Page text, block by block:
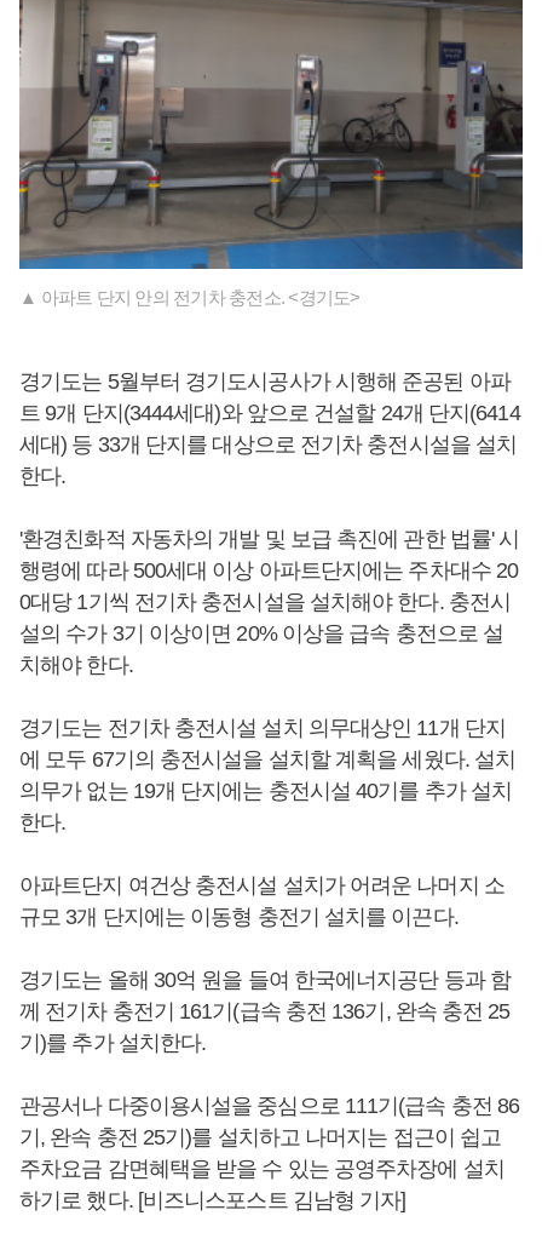
▲ 아파트 단지 안의 전기차 충전소. <경기도>
경기도는 5월부터 경기도시공사가 시행해 준공된 아파
트 9개 단지(3444세대)와 앞으로 건설할 24개 단지(6414
세대) 등 33개 단지를 대상으로 전기차 충전시설을 설치
한다.
'환경친화적 자동차의 개발 및 보급 촉진에 관한 법률' 시
행령에 따라 500세대 이상 아파트단지에는 주차대수 20
0대당 1기씩 전기차 충전시설을 설치해야 한다. 충전시
설의 수가 3기 이상이면 20% 이상을 급속 충전으로 설
치해야 한다.
경기도는 전기차 충전시설 설치 의무대상인 11개 단지
에 모두 67기의 충전시설을 설치할 계획을 세웠다. 설치
의무가 없는 19개 단지에는 충전시설 40기를 추가 설치
한다.
아파트단지 여건상 충전시설 설치가 어려운 나머지 소
규모 3개 단지에는 이동형 충전기 설치를 이끈다.
경기도는 올해 30억 원을 들여 한국에너지공단 등과 함
께 전기차 충전기 161기(급속 충전 136기, 완속 충전 25
기)를 추가 설치한다.
관공서나 다중이용시설을 중심으로 111기(급속 충전 86
기, 완속 충전 25기)를 설치하고 나머지는 접근이 쉽고
주차요금 감면혜택을 받을 수 있는 공영주차장에 설치
하기로 했다. [비즈니스포스트 김남형 기자]